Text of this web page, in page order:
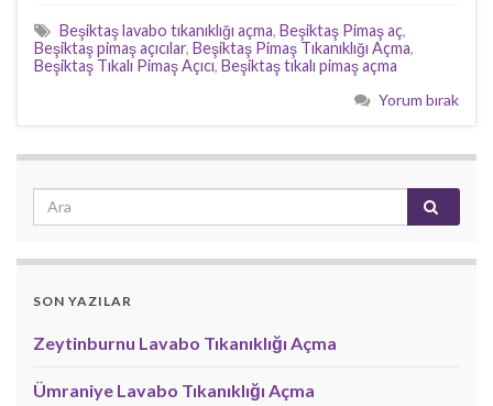
Beşiktaş lavabo tıkanıklığı açma, Beşiktaş Pimaş aç,
Beşiktaş pimaş açıcılar, Beşiktaş Pimaş Tıkanıklığı Açma,
Beşiktaş Tıkalı Pimaş Açıcı, Beşiktaş tıkalı pimaş açma
Yorum bırak
SON YAZILAR
Zeytinburnu Lavabo Tıkanıklığı Açma
Ümraniye Lavabo Tıkanıklığı Açma